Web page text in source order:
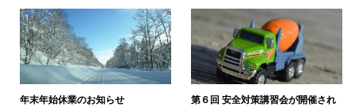
年末年始休業のお知らせ
第６回 安全対策講習会が開催され